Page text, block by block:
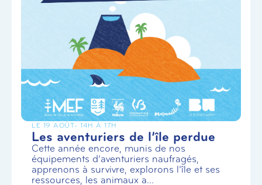
LE 19 AOÛT- 14H À 17H
Les aventuriers de l’île perdue
Cette année encore, munis de nos
équipements d’aventuriers naufragés,
apprenons à survivre, explorons l’île et ses
ressources, les animaux a...